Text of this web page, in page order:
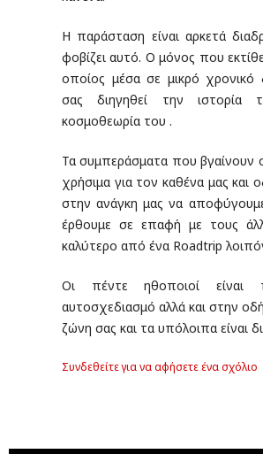
Η παράσταση είναι αρκετά
φοβίζει αυτό. Ο μόνος που
οποίος μέσα σε μικρό χρονικό
σας διηγηθεί την ιστορία
κοσμοθεωρία του .
Τα συμπεράσματα που βγαίνουν
χρήσιμα για τον καθένα μας
στην ανάγκη μας να
έρθουμε σε επαφή με τους
καλύτερο από ένα Roadtrip
Οι πέντε ηθοποιοί είναι
αυτοσχεδιασμό αλλά και στην
ζώνη σας και τα υπόλοιπα είναι
Συνδεθείτε για να αφήσετε ένα σχόλιο